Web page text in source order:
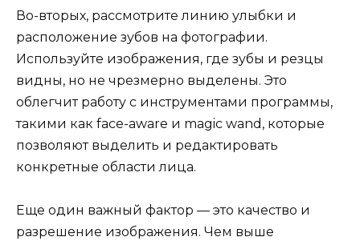
Во-вторых, рассмотрите линию улыбки и
расположение зубов на фотографии.
Используйте изображения, где зубы и резцы
видны, но не чрезмерно выделены. Это
облегчит работу с инструментами программы,
такими как face-aware и magic wand, которые
позволяют выделить и редактировать
конкретные области лица.
Еще один важный фактор — это качество и
разрешение изображения. Чем выше